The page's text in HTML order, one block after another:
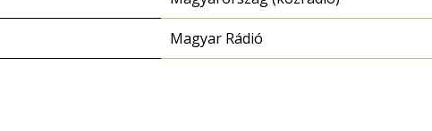
Magyar Rádió